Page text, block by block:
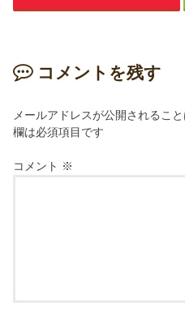
コメントを残す
メールアドレスが公開されること
欄は必須項目です
コメント ※